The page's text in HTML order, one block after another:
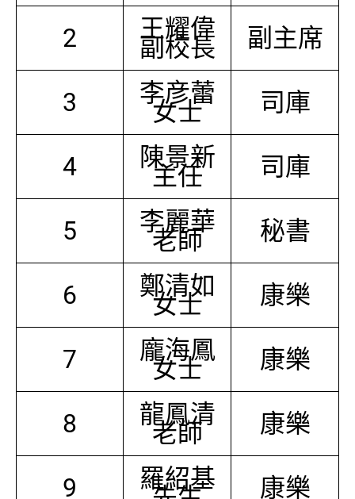
2 王耀偉
副校長 副主席
3 李彦蕾
女士 司庫
4 陳景新
主任 司庫
5 李麗華
老師 秘書
6 鄭清如
女士 康樂
7 龐海鳳
女士 康樂
8 龍鳳清
老師 康樂
9 羅紹基 康樂